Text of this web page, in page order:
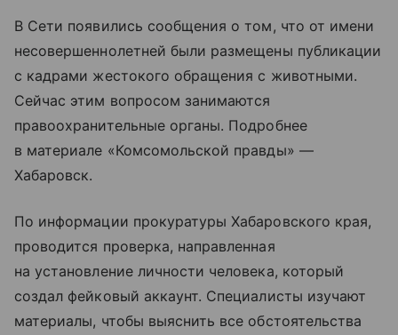
В Сети появились сообщения о том, что от имени
несовершеннолетней были размещены публикации
с кадрами жестокого обращения с животными.
Сейчас этим вопросом занимаются
правоохранительные органы. Подробнее
в материале «Комсомольской правды» —
Хабаровск.
По информации прокуратуры Хабаровского края,
проводится проверка, направленная
на установление личности человека, который
создал фейковый аккаунт. Специалисты изучают
материалы, чтобы выяснить все обстоятельства